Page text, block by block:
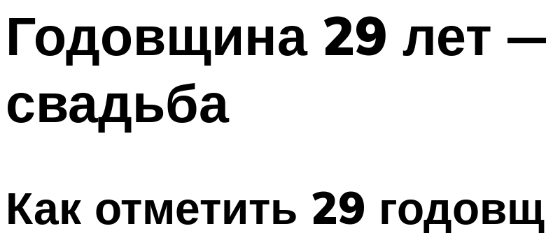
Годовщина 29 лет
свадьба
Как отметить 29